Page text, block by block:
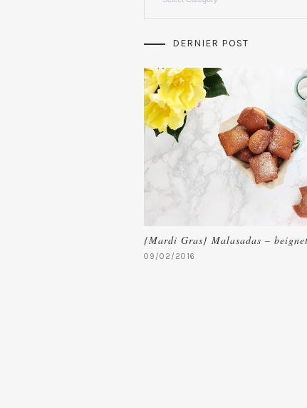
DERNIER POST
{Mardi Gras} Malasadas –
09/02/2016